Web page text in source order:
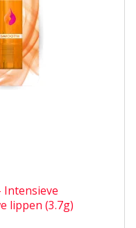
Intensieve
lippen (3.7g)